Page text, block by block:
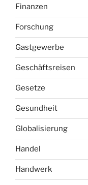
Finanzen
Forschung
Gastgewerbe
Geschäftsreisen
Gesetze
Gesundheit
Globalisierung
Handel
Handwerk